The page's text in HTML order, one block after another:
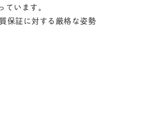
います。
保証に対する厳格な姿勢